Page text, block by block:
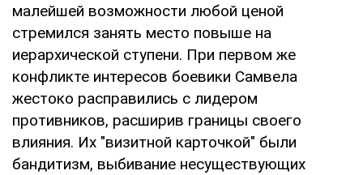
малейшей возможности любой ценой
стремился занять место повыше на
иерархической ступени. При первом же
конфликте интересов боевики Самвела
жестоко расправились с лидером
противников, расширив границы своего
влияния. Их "визитной карточкой" были
бандитизм, выбивание несуществующих